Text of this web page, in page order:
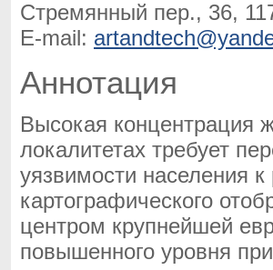
Стремянный пер., 36,
E-mail:
Аннотация
Высокая концентрация
локалитетах требует
уязвимости населения
картографического
центром крупнейшей
повышенного уровня